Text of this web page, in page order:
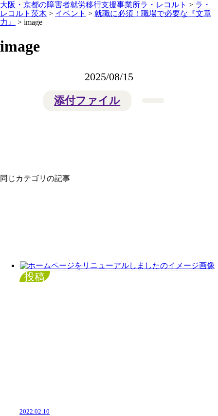
大阪・京都の障害者就労移行支援事業所ラ・レコルト > ラ・
レコルト茨木 > イベント > 就職に必須！職場で必要な『文章
力』
> image
image
2025/08/15
添付ファイル
同じカテゴリの記事
投稿
2022.02.10